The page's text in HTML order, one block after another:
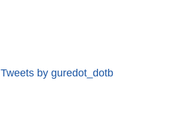
Tweets by guredot_dotb